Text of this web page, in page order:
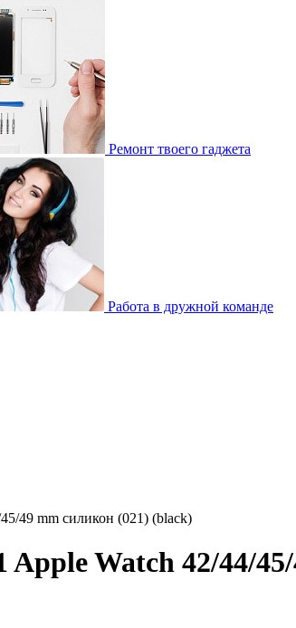
Ремонт твоего гаджета
Работа в дружной команде
49 mm силикон (021) (black)
Watch 42/44/